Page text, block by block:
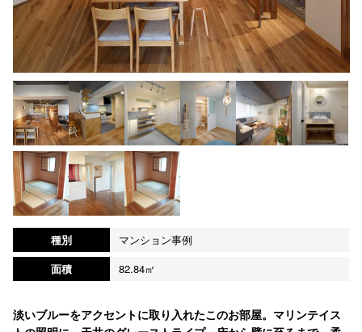
種別
マンション事例
面積
82.84㎡
淡いブルーをアクセントに取り入れたこのお部屋。マリンテイス